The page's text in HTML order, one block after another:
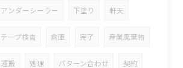
アンダーシーラー 下塗り 軒天
テープ検査 倉庫 完了 産業廃棄物
運搬 処理 パターン合わせ 契約